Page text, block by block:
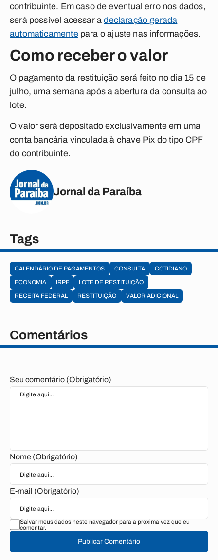
contribuinte. Em caso de eventual erro nos dados,
será possível acessar adeclaração gerada
automaticamentepara o ajuste nas informações.
Como receber o valor
O pagamento da restituição será feito no dia 15 de
julho, uma semana após a abertura da consulta ao
lote.
O valor será depositado exclusivamente em uma
conta bancária vinculada à chave Pix do tipo CPF
do contribuinte.
Jornal da Paraíba
Tags
CALENDÁRIO DE PAGAMENTOS CONSULTA
COTIDIANO
ECONOMIA
IRPF
LOTE DE RESTITUIÇÃO
RECEITA FEDERAL
RESTITUIÇÃO VALOR ADICIONAL
Comentários
Seu comentário (Obrigatório)
Nome (Obrigatório)
E-mail (Obrigatório)
Salvar meus dados neste navegador para a próxima vez que eu
comentar.
Publicar Comentário